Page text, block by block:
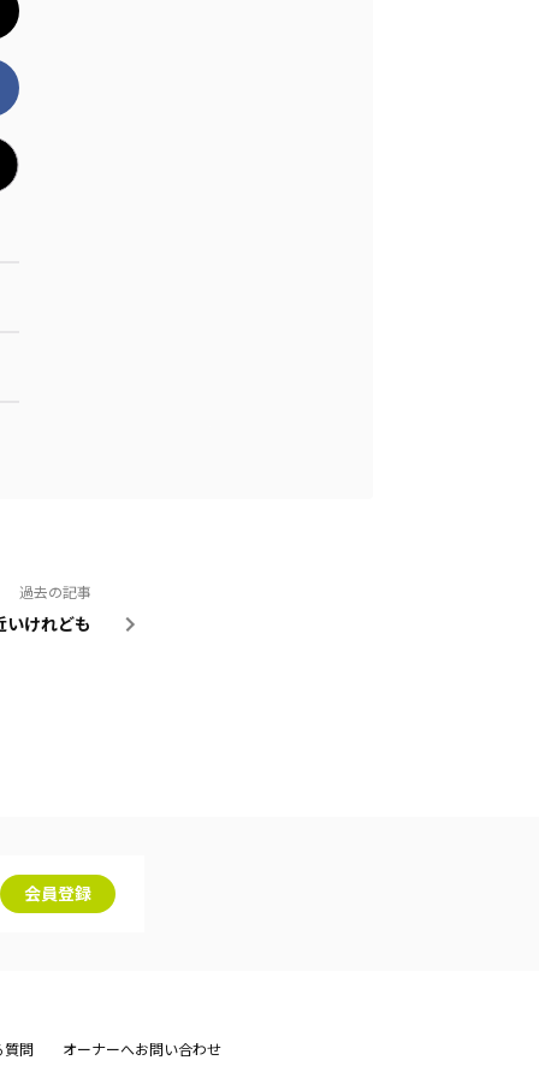
過去の記事
いけれども
会員登録
質問 オーナーへお問い合わせ